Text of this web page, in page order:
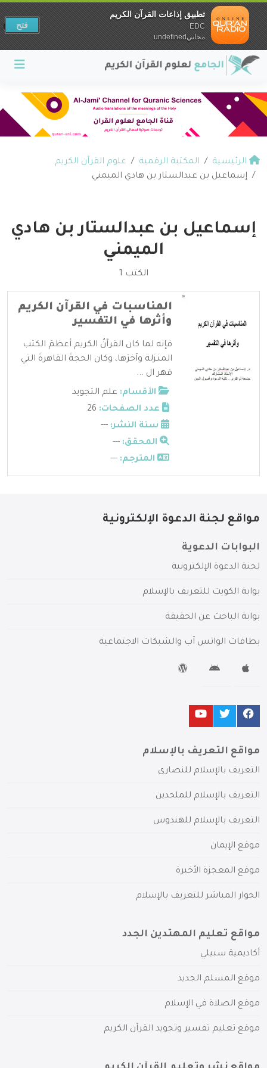
الرئيسية المكتبة الرقمية
علوم القرآن الكريم
إسماعيل بن عبدالستار بن هادي الميمني
إسماعيل بن عبدالستار بن هادي
الميمني
الكتب 1
المناسبات في القرآن الكريم
وأثرها في التفسير
فإنه لما كان القرآنُ الكريم أعظمَ الكتب
المنـزلة وآخرَها، وكان الحجةَ القاهرةَ التي
قهر ال ...
الأقسام: علم التجويد
عدد الصفحات:
سنة النشر: ---
المحقق: ---
المترجم: ---
مواقع لجنة الدعوة الإلكترونية
البوابات الدعوية
لجنة الدعوة الإلكترونية
بوابة الكويت للتعريف بالإسلام
بوابة الباحث عن الحقيقة
بطاقات الواتس آب والشبكات الاجتماعية
مواقع التعريف بالإسلام
التعريف بالإسلام للنصارى
التعريف بالإسلام للملحدين
التعريف بالإسلام للهندوس
موقع الإيمان
موقع المعجزة الأخيرة
الحوار المباشر للتعريف بالإسلام
مواقع تعليم المهتدين الجدد
أكاديمية سبيلي
موقع المسلم الجديد
موقع الصلاة في الإسلام
موقع تعليم تفسير وتجويد القرآن الكريم
تطبيق إذاعات القرآن الكريم
EDC
مجانيundefined
فتح